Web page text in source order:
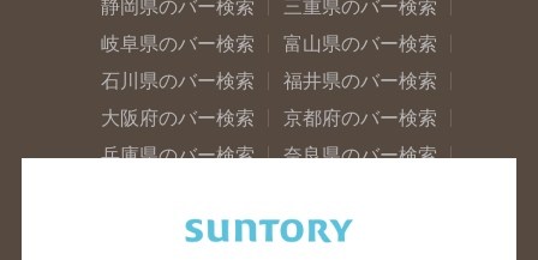
静岡県のバー検索
三重県のバー検索
岐阜県のバー検索
富山県のバー検索
石川県のバー検索
福井県のバー検索
大阪府のバー検索
京都府のバー検索
兵庫県のバー検索
奈良県のバー検索
広島県のバー検索
岡山県のバー検索